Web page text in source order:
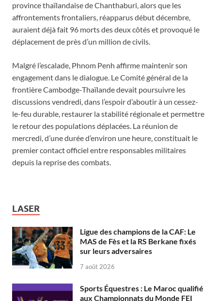
province thaïlandaise de Chanthaburi, alors que les
affrontements frontaliers, réapparus début décembre,
auraient déjà fait 96 morts des deux côtés et provoqué le
déplacement de près d’un million de civils.
Malgré l’escalade, Phnom Penh affirme maintenir son
engagement dans le dialogue. Le Comité général de la
frontière Cambodge-Thaïlande devait poursuivre les
discussions vendredi, dans l’espoir d’aboutir à un cessez-
le-feu durable, restaurer la stabilité régionale et permettre
le retour des populations déplacées. La réunion de
mercredi, d’une durée d’environ une heure, constituait le
premier contact officiel entre responsables militaires
depuis la reprise des combats.
LASER
Ligue des champions de la CAF: Le
MAS de Fès et la RS Berkane fixés
sur leurs adversaires
7 août 2026
Sports Équestres : Le Maroc qualifié
aux Championnats du Monde FEI